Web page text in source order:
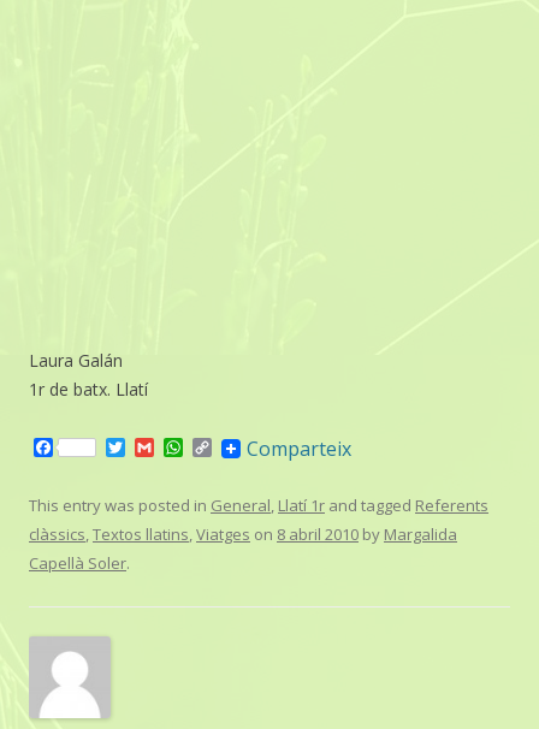
Laura Galán
1r de batx. Llatí
F
e
o
o
T
t
e
r
G
i
W
t
A
C
o
y
L
i
Comparteix
This entry was posted in General, Llatí 1r and tagged Referents
clàssics,Textos llatins,Viatges on 8 abril 2010 by Margalida
Capellà Soler.